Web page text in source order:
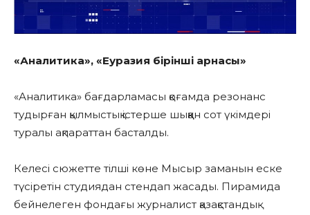
«Аналитика», «Еуразия бірінші арнасы»
«Аналитика» бағдарламасы қоғамда резонанс
тудырған қылмыстық істерше шыққан сот үкімдері
туралы ақпараттан басталды.
Келесі сюжетте тілші көне Мысыр заманын еске
түсіретін студиядан стендап жасады. Пирамида
бейнелеген фондағы журналист қазақстандық